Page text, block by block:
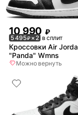
10 990 ₽
5 495₽× 2 в сплит
Кроссовки Air
"Panda" Wmns
Можно вернуть